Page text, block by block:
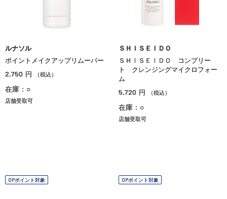
ルナソル
ポイントメイクアップリムーバー
2,750 円 （税込）
在庫：○
店舗受取可
ＳＨＩＳＥＩＤＯ
ＳＨＩＳＥＩＤＯ コンプリー
ト クレンジングマイクロフォー
ム
5,720 円 （税込）
在庫：○
店舗受取可
OPポイント対象 OPポイント対象